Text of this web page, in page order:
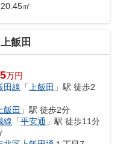
㎡
飯田
万円
田線 「 上飯田 」駅 徒歩2
上飯田 」駅 徒歩2分
線 「平安通 」駅 徒歩11分